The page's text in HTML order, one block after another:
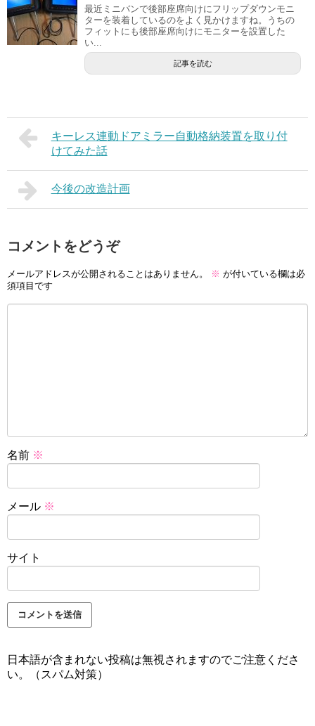
最近ミニバンで後部座席向けにフリップダウンモニ
ターを装着しているのをよく見かけますね。うちの
フィットにも後部座席向けにモニターを設置した
い...
記事を読む
キーレス連動ドアミラー自動格納装置を取り付
けてみた話
今後の改造計画
コメントをどうぞ
メールアドレスが公開されることはありません。 ※ が付いている欄は必
須項目です
名前 ※
メール ※
サイト
日本語が含まれない投稿は無視されますのでご注意くださ
い。（スパム対策）